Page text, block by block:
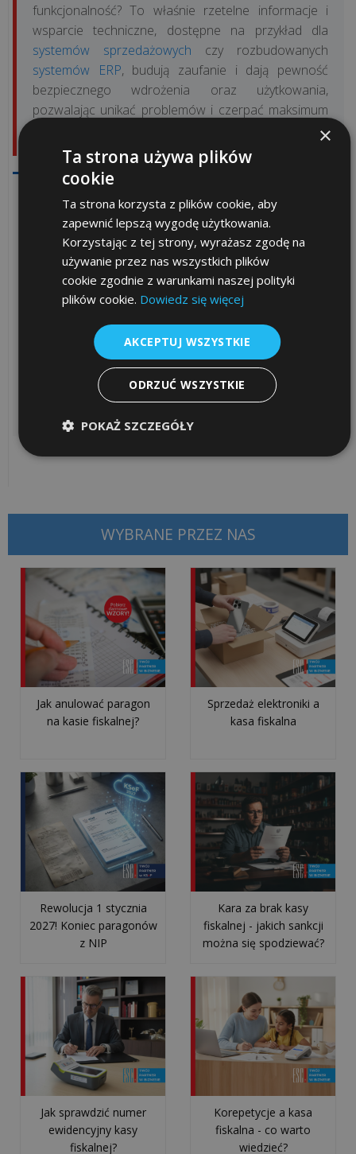
KSeF?
Wyjaśniamy
model
uprawn...
Rewolucja
1
paragonów
WDROŻENIA
jak
działa
mechanizm
podzielonej
płatności
(spli...
Jednolity
żądanie:
Kompleksowy
przewodnik
skutecznie
obniżyć
koszty
Praktyczne
Jednolity
Kontrolny
funkcjonalność? To właśnie rzetelne informacje i
wsparcie techniczne, dostępne na przykład dla
systemów sprzedażowych czy rozbudowanych
systemów ERP, budują zaufanie i dają pewność
bezpiecznego wdrożenia oraz użytkowania,
pozwalając unikać problemów i czerpać maksimum
Skorzystaj z darmowej konsultacji – nasi
doradcy są do Twojej dyspozycji:
Dział Handlowy ESC SA
ul. Mieszczańska 19, Kraków
(12) 656 51 58
sprzedaz@escsa.pl
Dział Handlowy ESC SA
os. Teatralne 3, Kraków
(12) 656 33 64
sprzedaznh@escsa.pl
WYBRANE PRZEZ NAS
Jak anulować paragon
na kasie fiskalnej?
Sprzedaż elektroniki a
kasa fiskalna
Rewolucja 1 stycznia
2027! Koniec paragonów
z NIP
Kara za brak kasy
fiskalnej - jakich sankcji
można się spodziewać?
Jak sprawdzić numer
ewidencyjny kasy
fiskalnej?
Korepetycje a kasa
fiskalna - co warto
wiedzieć?
×
Ta strona używa plików
cookie
Ta strona korzysta z plików cookie, aby
zapewnić lepszą wygodę użytkowania.
Korzystając z tej strony, wyrażasz zgodę na
używanie przez nas wszystkich plików
cookie zgodnie z warunkami naszej polityki
plików cookie. Dowiedz się więcej
AKCEPTUJ WSZYSTKIE
ODRZUĆ WSZYSTKIE
POKAŻ SZCZEGÓŁY